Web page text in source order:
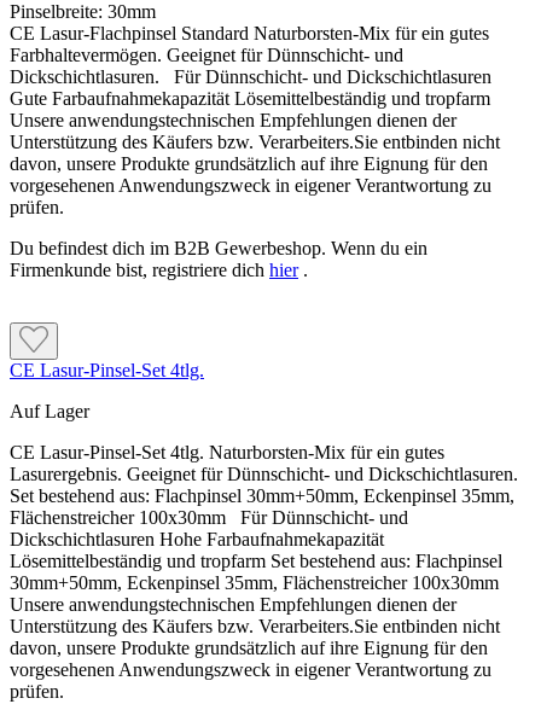
Pinselbreite: 30mm
CE Lasur-Flachpinsel Standard Naturborsten-Mix für ein gutes
Farbhaltevermögen. Geeignet für Dünnschicht- und
Dickschichtlasuren. Für Dünnschicht- und Dickschichtlasuren
Gute Farbaufnahmekapazität Lösemittelbeständig und tropfarm
Unsere anwendungstechnischen Empfehlungen dienen der
Unterstützung des Käufers bzw. Verarbeiters.Sie entbinden nicht
davon, unsere Produkte grundsätzlich auf ihre Eignung für den
vorgesehenen Anwendungszweck in eigener Verantwortung zu
prüfen.
Du befindest dich im B2B Gewerbeshop. Wenn du ein
Firmenkunde bist, registriere dich hier.
CE Lasur-Pinsel-Set 4tlg.
Auf Lager
CE Lasur-Pinsel-Set 4tlg. Naturborsten-Mix für ein gutes
Lasurergebnis. Geeignet für Dünnschicht- und Dickschichtlasuren.
Set bestehend aus: Flachpinsel 30mm+50mm, Eckenpinsel 35mm,
Flächenstreicher 100x30mm Für Dünnschicht- und
Dickschichtlasuren Hohe Farbaufnahmekapazität
Lösemittelbeständig und tropfarm Set bestehend aus: Flachpinsel
30mm+50mm, Eckenpinsel 35mm, Flächenstreicher 100x30mm
Unsere anwendungstechnischen Empfehlungen dienen der
Unterstützung des Käufers bzw. Verarbeiters.Sie entbinden nicht
davon, unsere Produkte grundsätzlich auf ihre Eignung für den
vorgesehenen Anwendungszweck in eigener Verantwortung zu
prüfen.